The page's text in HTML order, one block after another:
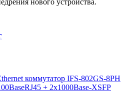
нового устройства.